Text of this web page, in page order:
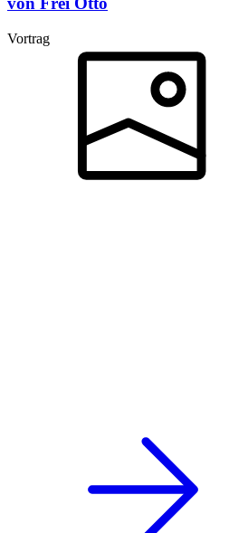
Vortrag